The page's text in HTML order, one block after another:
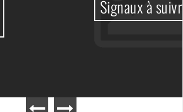
Signaux à suivre